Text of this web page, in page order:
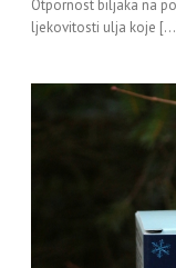
Otpornost biljaka na
ljekovitosti ulja koje